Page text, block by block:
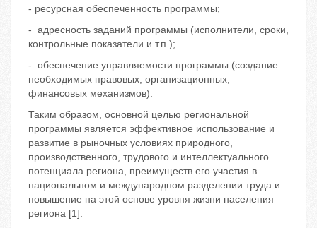
- ресурсная обеспеченность программы;
- адресность заданий программы (исполнители, сроки,
контрольные показатели и т.п.);
- обеспечение управляемости программы (создание
необходимых правовых, организационных,
финансовых механизмов).
Таким образом, основной целью региональной
программы является эффективное использование и
развитие в рыночных условиях природного,
производственного, трудового и интеллектуального
потенциала региона, преимуществ его участия в
национальном и международном разделении труда и
повышение на этой основе уровня жизни населения
региона [1].